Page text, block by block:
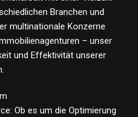
Branchen und
multinationale Konzerne
– unser
und Effektivität unserer
Ob es um die Optimierung